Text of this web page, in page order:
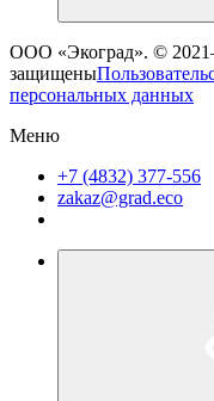
ООО «Экоград». ©
защищены
персональных данных
Меню
+7 (4832) 377-556
zakaz@grad.eco